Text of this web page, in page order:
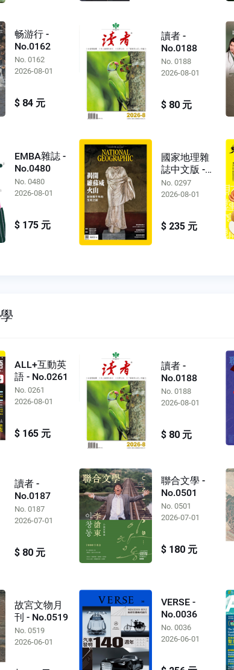
畅游行 -
No.0162
No. 0162
2026-08-01
$ 84 元
讀者 -
No.0188
No. 0188
2026-08-01
$ 80 元
EMBA雜誌 -
No.0480
No. 0480
2026-08-01
$ 175 元
國家地理雜
誌中文版 -
No.0297
No. 0297
2026-08-01
$ 235 元
ALL+互動英
語 - No.0261
No. 0261
2026-08-01
$ 165 元
讀者 -
No.0188
No. 0188
2026-08-01
$ 80 元
讀者 -
No.0187
No. 0187
2026-07-01
$ 80 元
聯合文學 -
No.0501
No. 0501
2026-07-01
$ 180 元
故宮文物月
刊 - No.0519
No. 0519
2026-06-01
VERSE -
No.0036
No. 0036
2026-06-01